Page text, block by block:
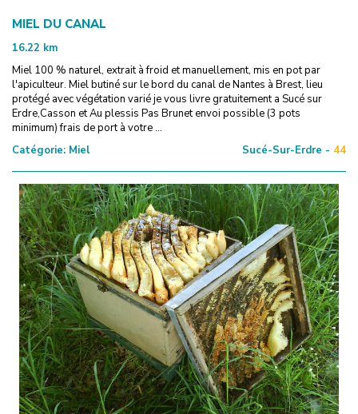
MIEL DU CANAL
16.22 km
Miel 100 % naturel, extrait à froid et manuellement, mis en pot par
l'apiculteur. Miel butiné sur le bord du canal de Nantes à Brest, lieu
protégé avec végétation varié je vous livre gratuitement a Sucé sur
Erdre,Casson et Au plessis Pas Brunet envoi possible (3 pots
minimum) frais de port à votre ...
Catégorie: Miel Sucé-Sur-Erdre - 44